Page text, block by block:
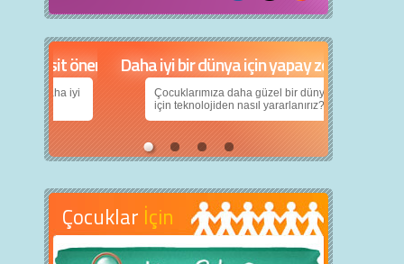
5 basit öneri
daha iyi
Daha iyi bir dünya için yapay zekâ
Çocuklarımıza daha güzel bir dünya bırakabilmek
için teknolojiden nasıl yararlanırız?
Çocuklar İçin